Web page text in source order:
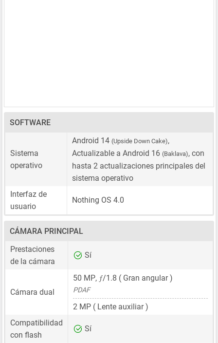
SOFTWARE
Sistema
operativo
Android 14 (Upside Down Cake),
Actualizable a Android 16 (Baklava), con
hasta 2 actualizaciones principales del
sistema operativo
Interfaz de
usuario
Nothing OS 4.0
CÁMARA PRINCIPAL
Prestaciones
de la cámara
Sí
Cámara dual
50 MP, ƒ/1.8 ( Gran angular )
PDAF
2 MP ( Lente auxiliar )
Compatibilidad
con flash
Sí